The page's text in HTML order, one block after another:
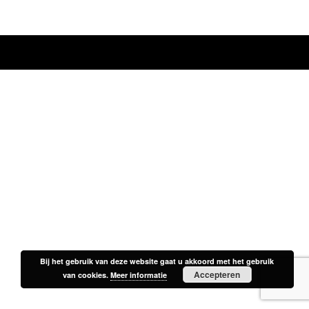
Bij het gebruik van deze website gaat u akkoord met het gebruik
van cookies. Meer informatie Accepteren
Bij het gebruik van deze website gaat u akkoord met het gebruik
van cookies. Meer informatie Accepteren